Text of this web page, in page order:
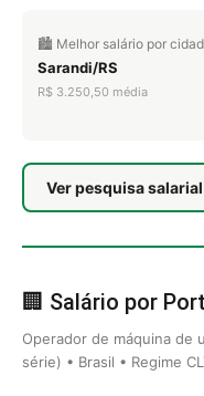
🏙️ Melhor salário por
Sarandi/RS
R$ 3.250,50 média
Ver pesquisa
🏢 Salário por
Operador de máquina de
série) • Brasil • Regime